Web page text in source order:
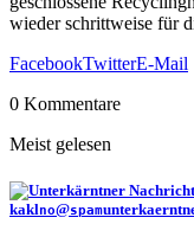
wieder schrittweise für
FacebookTwitterE-Mail
0 Kommentare
Meist gelesen
kaklno@spam